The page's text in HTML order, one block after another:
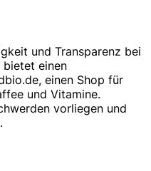
und Transparenz bei
bietet einen
einen Shop für
und Vitamine.
vorliegen und